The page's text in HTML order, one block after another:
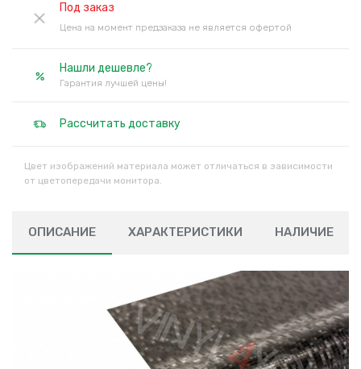
Под заказ
Цена на момент предзаказа не является офертой
Нашли дешевле?
Гарантия лучшей цены!
Рассчитать доставку
Цвет изображений материала может отличаться в зависимости
от цветопередачи монитора.
ОПИСАНИЕ ХАРАКТЕРИСТИКИ НАЛИЧИЕ